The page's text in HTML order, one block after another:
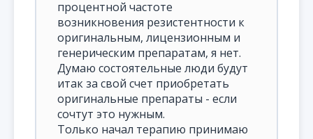
процентной частоте
возникновения резистентности к
оригинальным, лицензионным и
генерическим препаратам, я нет.
Думаю состоятельные люди будут
итак за свой счет приобретать
оригинальные препараты - если
сочтут это нужным.
Только начал терапию принимаю